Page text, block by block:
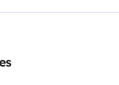
multiplied.We have
sleeping and an incredible